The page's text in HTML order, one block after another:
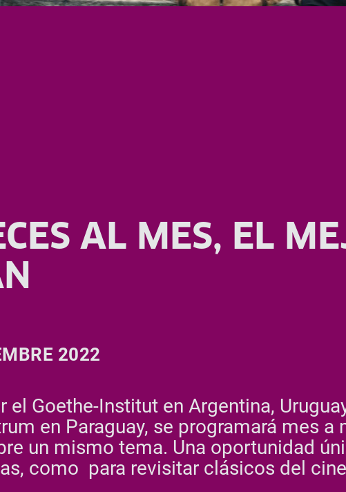
AL MES, EL
2022
el Goethe-Institut en Argentina,
en Paraguay, se programará mes
un mismo tema. Una oportunidad
como para revisitar clásicos del